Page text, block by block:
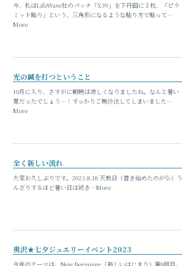
今、私はLifeWave社のパッチ「X39」を下丹田に３枚、「ピラ
ミッド貼り」という、三角形になるような貼り方で貼って…
More
光の鍼を打つということ
10月に入り、さすがに朝晩は涼しくなりましたね。なんと暑い
夏だったでしょう…！すっかりご無沙汰してしまいました…
More
全く新しい流れ
大変お久しぶりです。2023.8.18 天赦日（書き始めたのが💦）う
んざりするほど暑い日は続き…More
奥沢★七夕ジュエリーイベント2023
今年のテーマは、New Beginning（新しいはじまり）第8回目。